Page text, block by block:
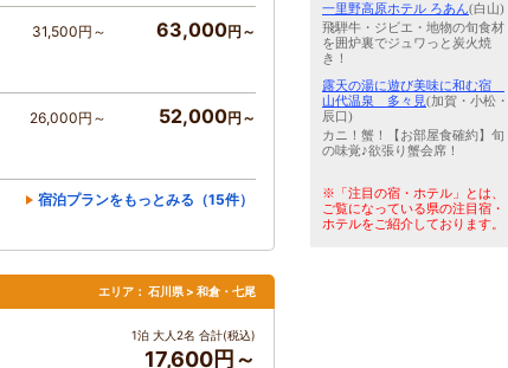
31,500円～ 63,000円～
26,000円～ 52,000円～
宿泊プランをもっとみる（15件）
エリア： 石川県 > 和倉・七尾
1泊 大人2名 合計(税込)
17,600円～
一里野高原ホテル ろあん(白山)
飛騨牛・ジビエ・地物の旬食材
を囲炉裏でジュワっと炭火焼
き！
露天の湯に遊び美味に和む宿
山代温泉 多々見(加賀・小松・
辰口)
カニ！蟹！【お部屋食確約】旬
の味覚♪欲張り蟹会席！
※「注目の宿・ホテル」とは、
ご覧になっている県の注目宿・
ホテルをご紹介しております。